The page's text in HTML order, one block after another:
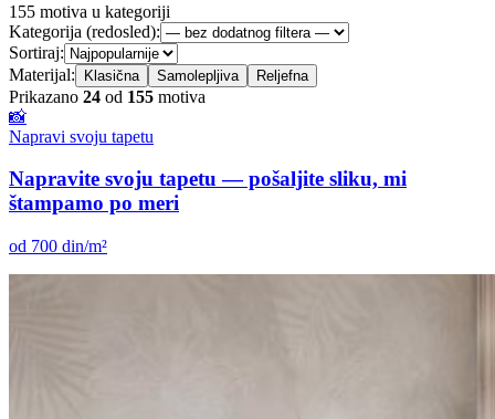
155 motiva u kategoriji
Kategorija (redosled):
Sortiraj:
Materijal:
Klasična Samolepljiva Reljefna
Prikazano 24 od 155 motiva
📸
Napravi svoju tapetu
Napravite svoju tapetu — pošaljite sliku, mi
štampamo po meri
od 700 din/m²